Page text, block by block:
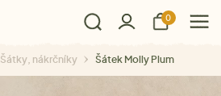
0
Šátky, nákrčníky Šátek Molly Plum